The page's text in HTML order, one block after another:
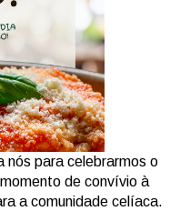
nós para celebrarmos o
de convívio à
a comunidade celíaca.